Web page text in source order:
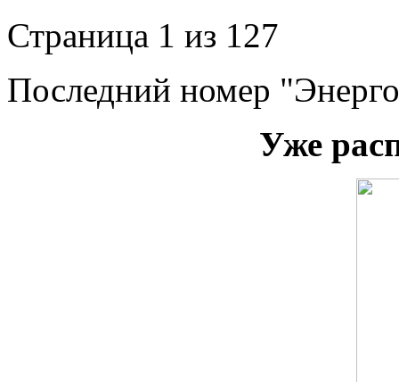
Страница 1 из 127
Последний номер
Уже